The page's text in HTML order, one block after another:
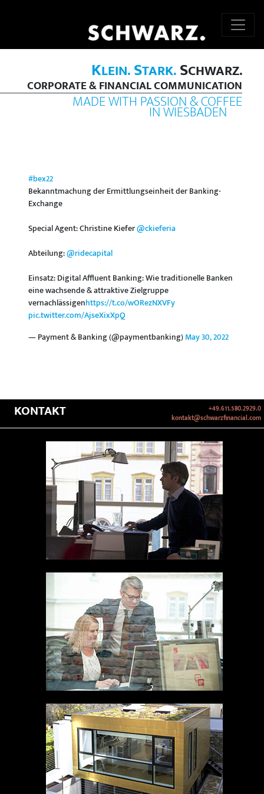
KLEIN.STARK.SCHWARZ.
CORPORATE & FINANCIAL COMMUNICATION
MADE WITH PASSION & COFFEE
IN WIESBADEN
#bex22
Bekanntmachung der Ermittlungseinheit der Banking-
Exchange
Special Agent: Christine Kiefer@ckieferia
Abteilung:@ridecapital
Einsatz: Digital Affluent Banking: Wie traditionelle Banken
eine wachsende & attraktive Zielgruppe
vernachlässigenhttps://t.co/wORezNXVFy
pic.twitter.com/AjseXixXpQ
— Payment & Banking (@paymentbanking)May 30, 2022
KONTAKT
+49.611.580.2929.0
kontakt@schwarzfinancial.com